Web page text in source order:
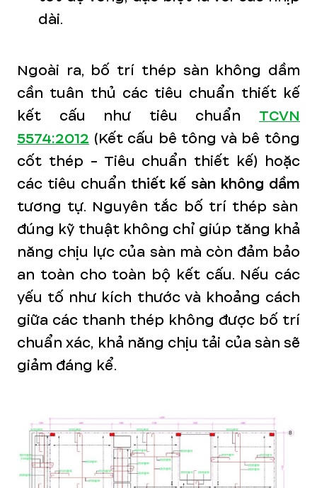
dài.
Ngoài ra, bố trí thép sàn không dầm
cần tuân thủ các tiêu chuẩn thiết kế
kết cấu như tiêu chuẩn TCVN
5574:2012 (Kết cấu bê tông và bê tông
cốt thép - Tiêu chuẩn thiết kế) hoặc
các tiêu chuẩn thiết kế sàn không dầm
tương tự. Nguyên tắc bố trí thép sàn
đúng kỹ thuật không chỉ giúp tăng khả
năng chịu lực của sàn mà còn đảm bảo
an toàn cho toàn bộ kết cấu. Nếu các
yếu tố như kích thước và khoảng cách
giữa các thanh thép không được bố trí
chuẩn xác, khả năng chịu tải của sàn sẽ
giảm đáng kể.